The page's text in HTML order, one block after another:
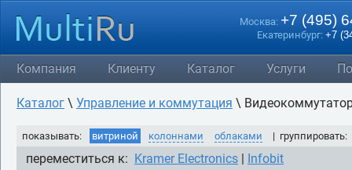
Москва: +7 (495)
Екатеринбург: +7
Компания Клиенту Каталог Услуги
Каталог \ Управление и коммутация \
показывать: витриной колоннами облаками | группировать:
переместиться к: Kramer Electronics | Infobit